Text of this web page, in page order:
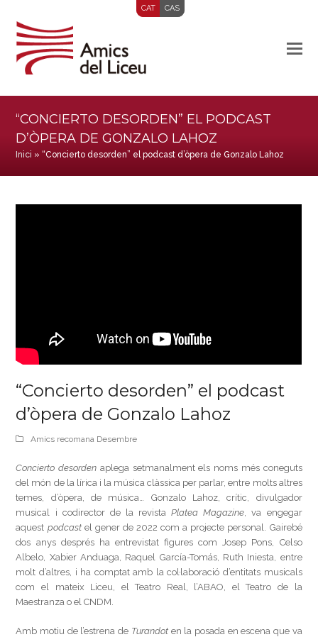
CAT CAS
“CONCIERTO DESORDEN” EL PODCAST
D’ÒPERA DE GONZALO LAHOZ
Inici »“Concierto desorden” el podcast d’òpera de Gonzalo Lahoz
“Concierto desorden” el podcast
d’òpera de Gonzalo Lahoz
Amics recomana Desembre
Concierto desorden aplega setmanalment els noms més coneguts
del món de la lírica i la música clàssica per parlar, entre molts altres
temes, d’òpera, de música… Gonzalo Lahoz, crític, divulgador
musical i codirector de la revistaPlatea Magazine , va engegar
aquest podcastel gener de 2022 com a projecte personal. Gairebé
dos anys després ha entrevistat figures com Josep Pons, Celso
Albelo, Xabier Anduaga, Raquel García-Tomás, Ruth Iniesta, entre
molt d’altres, i ha comptat amb la col·laboració d’entitats musicals
com el mateix Liceu, el Teatro Real, l’ABAO, el Teatro de la
Maestranza o el CNDM.
Amb motiu de l’estrena de Turandoten la posada en escena que va